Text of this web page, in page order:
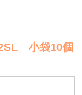
小袋10個